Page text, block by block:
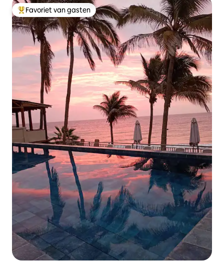
Topfavoriet van gasten
Favoriet van gasten